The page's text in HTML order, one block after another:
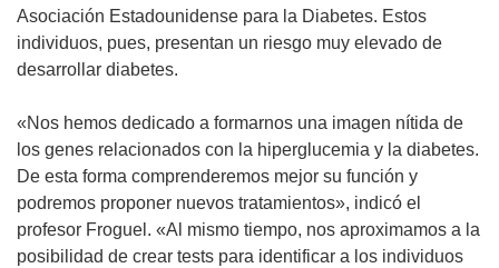
Asociación Estadounidense para la Diabetes. Estos
individuos, pues, presentan un riesgo muy elevado de
desarrollar diabetes.
«Nos hemos dedicado a formarnos una imagen nítida de
los genes relacionados con la hiperglucemia y la diabetes.
De esta forma comprenderemos mejor su función y
podremos proponer nuevos tratamientos», indicó el
profesor Froguel. «Al mismo tiempo, nos aproximamos a la
posibilidad de crear tests para identificar a los individuos